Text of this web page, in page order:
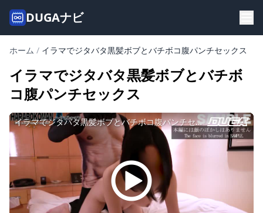
DUGAナビ
ホーム / イラマでジタバタ黒髪ボブとバチボコ腹パンチセックス
イラマでジタバタ黒髪ボブとバチボ
コ腹パンチセックス